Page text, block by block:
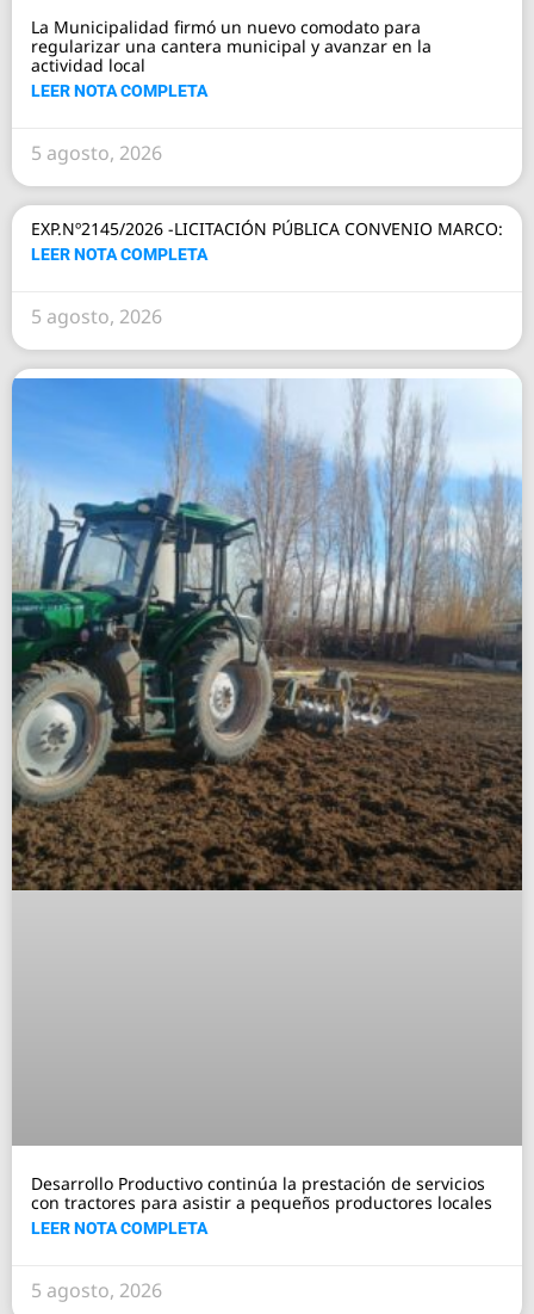
La Municipalidad firmó un nuevo comodato para
regularizar una cantera municipal y avanzar en la
actividad local
LEER NOTA COMPLETA
5 agosto, 2026
EXP.Nº2145/2026 -LICITACIÓN PÚBLICA CONVENIO MARCO:
LEER NOTA COMPLETA
5 agosto, 2026
Desarrollo Productivo continúa la prestación de servicios
con tractores para asistir a pequeños productores locales
LEER NOTA COMPLETA
5 agosto, 2026